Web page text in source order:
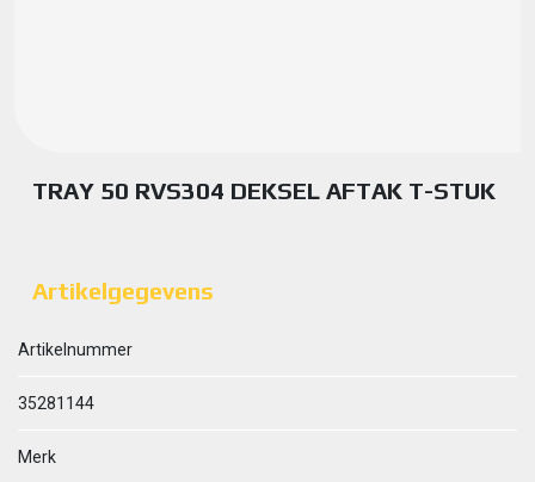
TRAY 50 RVS304 DEKSEL AFTAK T-STUK
Artikelgegevens
Artikelnummer
35281144
Merk